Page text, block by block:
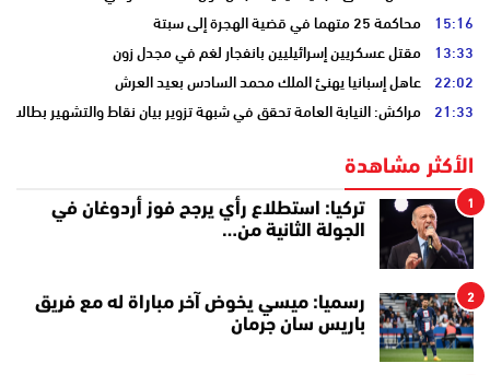
15:16 محاكمة 25 متهما في قضية الهجرة إلى سبتة
13:33 مقتل عسكريين إسرائيليين بانفجار لغم في مجدل زون
22:02 عاهل إسبانيا يهنئ الملك محمد السادس بعيد العرش
21:33 مراكش: النيابة العامة تحقق في شبهة تزوير بيان نقاط والتشهير بطالب
الأكثر مشاهدة
1
تركيا: استطلاع رأي يرجح فوز أردوغان في
الجولة الثانية من…
2
رسميا: ميسي يخوض آخر مباراة له مع فريق
باريس سان جرمان